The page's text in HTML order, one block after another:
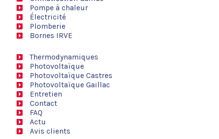
Pompe à chaleur
Électricité
Plomberie
Bornes IRVE
Thermodynamiques
Photovoltaïque
Photovoltaïque Castres
Photovoltaïque Gaillac
Entretien
Contact
FAQ
Actu
Avis clients